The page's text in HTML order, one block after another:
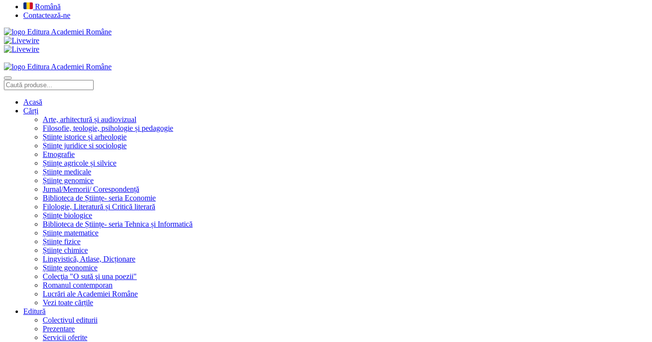
Română
Contactează-ne
Editura Academiei Române
Editura Academiei Române
Acasă
Cărți
Arte, arhitectură și audiovizual
Filosofie, teologie, psihologie și pedagogie
Științe istorice și arheologie
Științe juridice si sociologie
Etnografie
Științe agricole și silvice
Științe medicale
Științe genomice
Jurnal/Memorii/ Corespondență
Biblioteca de Științe- seria Economie
Filologie, Literatură și Critică literară
Științe biologice
Biblioteca de Științe- seria Tehnica și Informatică
Științe matematice
Științe fizice
Științe chimice
Lingvistică, Atlase, Dicționare
Științe geonomice
Colecţia "O sută şi una poezii"
Romanul contemporan
Lucrări ale Academiei Române
Vezi toate cărțile
Editură
Colectivul editurii
Prezentare
Servicii oferite